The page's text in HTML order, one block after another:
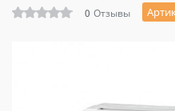
0 Отзывы